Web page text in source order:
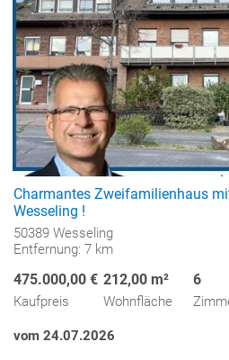
Charmantes Zweifamilienhaus
Wesseling !
50389 Wesseling
Entfernung: 7 km
475.000,00 €
Kaufpreis
212,00 m²
Wohnfläche
6
vom 24.07.2026